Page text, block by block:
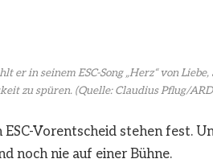
er in seinem ESC-Song „Herz“ von
zu spüren. (Quelle: Claudius Pflug/
Vorentscheid stehen fest.
noch nie auf einer Bühne.